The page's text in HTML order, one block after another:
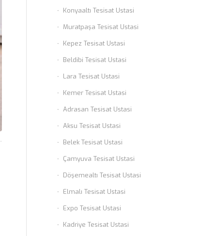
Konyaaltı Tesisat Ustasi
Muratpaşa Tesisat Ustasi
Kepez Tesisat Ustasi
Beldibi Tesisat Ustasi
Lara Tesisat Ustasi
Kemer Tesisat Ustasi
Adrasan Tesisat Ustasi
Aksu Tesisat Ustasi
Belek Tesisat Ustasi
Çamyuva Tesisat Ustasi
Döşemealtı Tesisat Ustasi
Elmalı Tesisat Ustasi
Expo Tesisat Ustasi
Kadriye Tesisat Ustasi